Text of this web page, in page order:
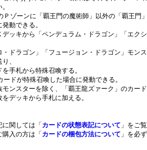
Ｐゾーンに「覇王門の魔術師」以外の「覇王門
動できる。
デッキから「ペンデュラム・ドラゴン」「エク
・ドラゴン」「フュージョン・ドラゴン」モン
、
手札から特殊召喚する。
ードが特殊召喚した場合に発動できる。
モンスターを除く、「覇王龍ズァーク」のカー
をデッキから手札に加える。
関しては「 カードの状態表記について 」をご
入の方は「 カードの梱包方法について 」を必